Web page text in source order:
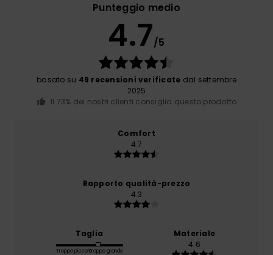
Punteggio medio
4.7/5
basato su 49 recensioni verificate dal settembre
2025
Il 73% dei nostri clienti consiglia questo prodotto
Comfort
4.7
Rapporto qualità-prezzo
4.3
Taglia
Troppo piccoloTroppo grande
Materiale
4.6